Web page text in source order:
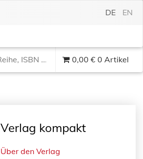
DE EN
0,00 € 0 Artikel
Verlag kompakt
Über den Verlag